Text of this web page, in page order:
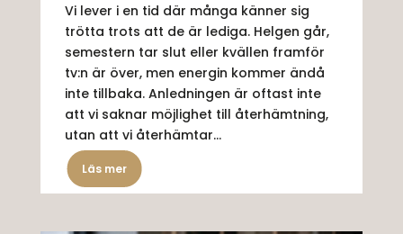
Vi lever i en tid där många känner sig
trötta trots att de är lediga. Helgen går,
semestern tar slut eller kvällen framför
tv:n är över, men energin kommer ändå
inte tillbaka. Anledningen är oftast inte
att vi saknar möjlighet till återhämtning,
utan att vi återhämtar...
Läs mer